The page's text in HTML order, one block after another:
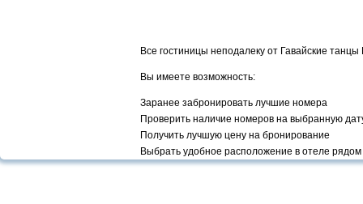
Все гостиницы неподалеку от Гавайские
Вы имеете возможность:
Заранее забронировать лучшие номера
Проверить наличие номеров на выбранную
Получить лучшую цену на бронирование
Выбрать удобное расположение в отеле рядом